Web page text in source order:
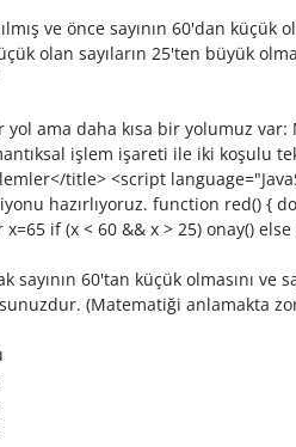
ve önce sayının 60'dan küçük
olan sayıların 25'ten büyük
ama daha kısa bir yolumuz var:
işlem işareti ile iki koşulu
title> <script
hazırlıyoruz. function red() {
if (x < 60 && x > 25) onay()
60'tan küçük olmasını ve
(Matematiği anlamakta